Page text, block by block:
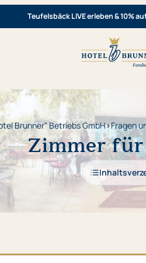
Teufelsbäck LIVE erleben & 10%
Brunner" Betriebs GmbH›Fragen
Zimmer